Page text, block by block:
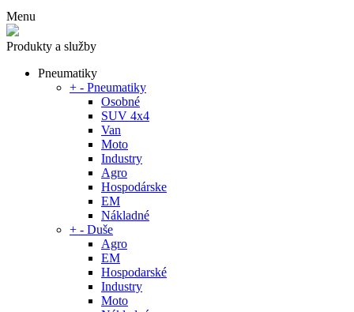
Menu
Produkty a služby
Pneumatiky
+ - Pneumatiky
Osobné
SUV 4x4
Van
Moto
Industry
Agro
Hospodárske
EM
Nákladné
+ - Duše
Agro
EM
Hospodarské
Industry
Moto